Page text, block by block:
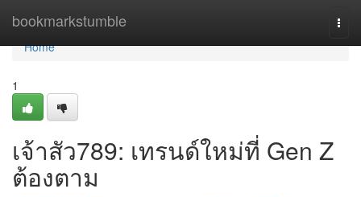
bookmarkstumble
Home
Home
1
เจ้าสัว789: เทรนด์ใหม่ที่ Gen Z
ต้องตาม